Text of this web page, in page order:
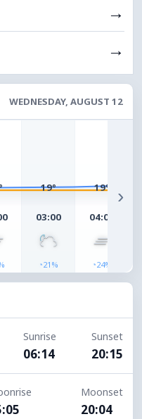
→
→
WEDNESDAY, AUGUST 12
19°
03:00
◔21%
19°
04:00
◔24%
›
Sunrise
06:14
Sunset
20:15
Moonset
20:04